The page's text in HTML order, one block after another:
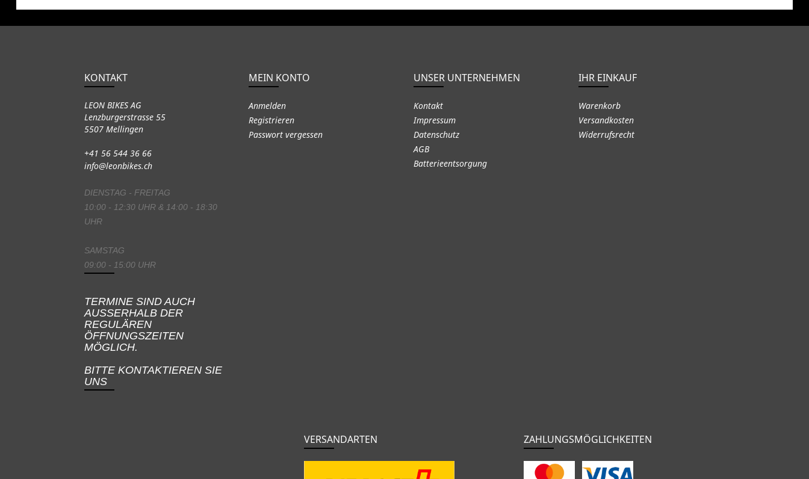
KONTAKT
LEON BIKES AG
Lenzburgerstrasse 55
5507 Mellingen
+41 56 544 36 66
info@leonbikes.ch
DIENSTAG - FREITAG
10:00 - 12:30 UHR & 14:00 - 18:30
UHR
SAMSTAG
09:00 - 15:00 UHR
TERMINE SIND AUCH
AUSSERHALB DER
REGULÄREN
ÖFFNUNGSZEITEN
MÖGLICH.
BITTE KONTAKTIEREN SIE
UNS
MEIN KONTO
Anmelden
Registrieren
Passwort vergessen
UNSER UNTERNEHMEN
Kontakt
Impressum
Datenschutz
AGB
Batterieentsorgung
IHR EINKAUF
Warenkorb
Versandkosten
Widerrufsrecht
VERSANDARTEN ZAHLUNGSMÖGLICHKEITEN